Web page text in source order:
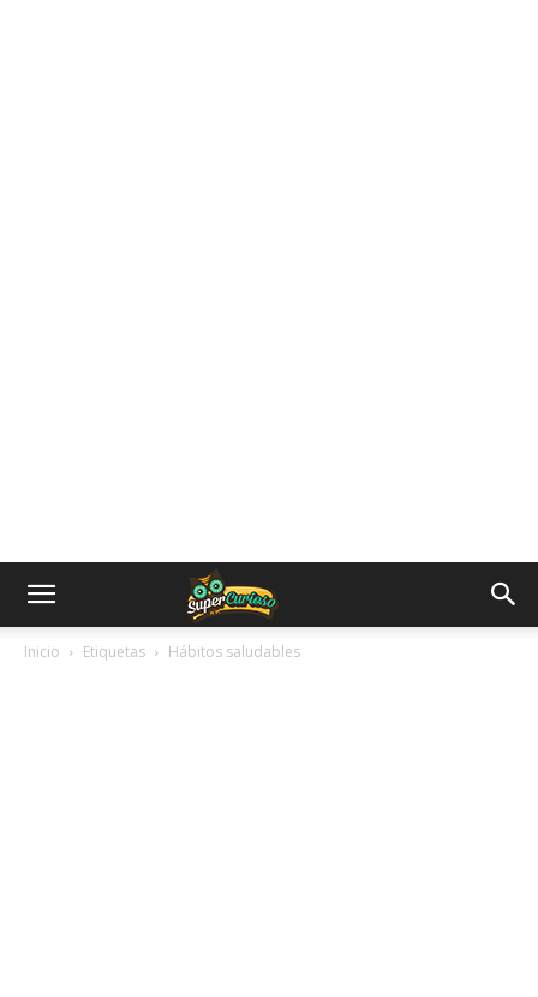
Inicio Etiquetas Hábitos saludables